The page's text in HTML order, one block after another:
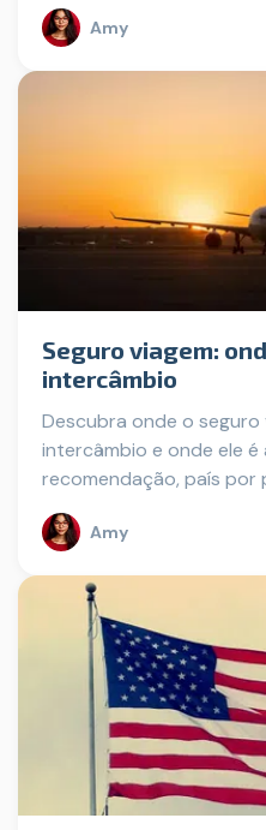
Amy
Seguro viagem:
intercâmbio
Descubra onde o seguro
intercâmbio e onde ele é
recomendação, país por
Amy